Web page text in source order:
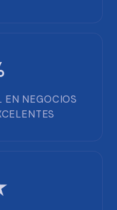
EN NEGOCIOS